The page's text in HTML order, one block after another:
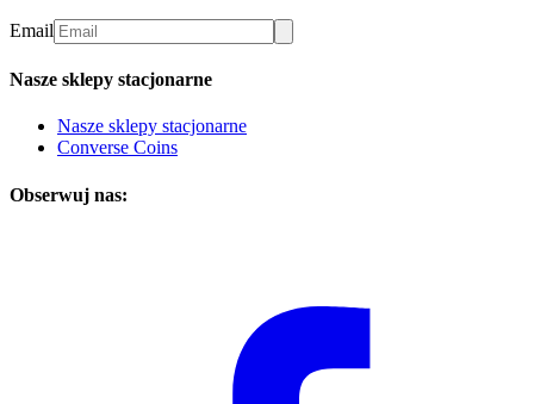
Email
Nasze sklepy stacjonarne
Nasze sklepy stacjonarne
Converse Coins
Obserwuj nas: